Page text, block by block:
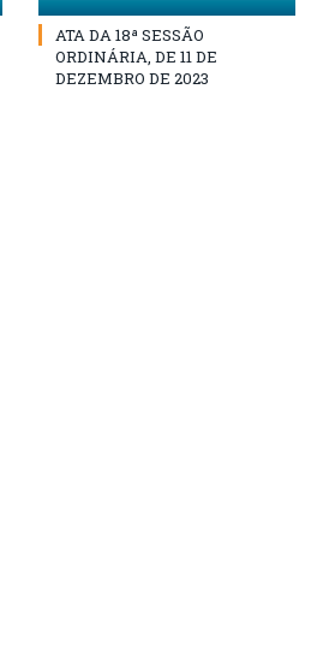
ATA DA 18ª SESSÃO
ORDINÁRIA, DE 11 DE
DEZEMBRO DE 2023